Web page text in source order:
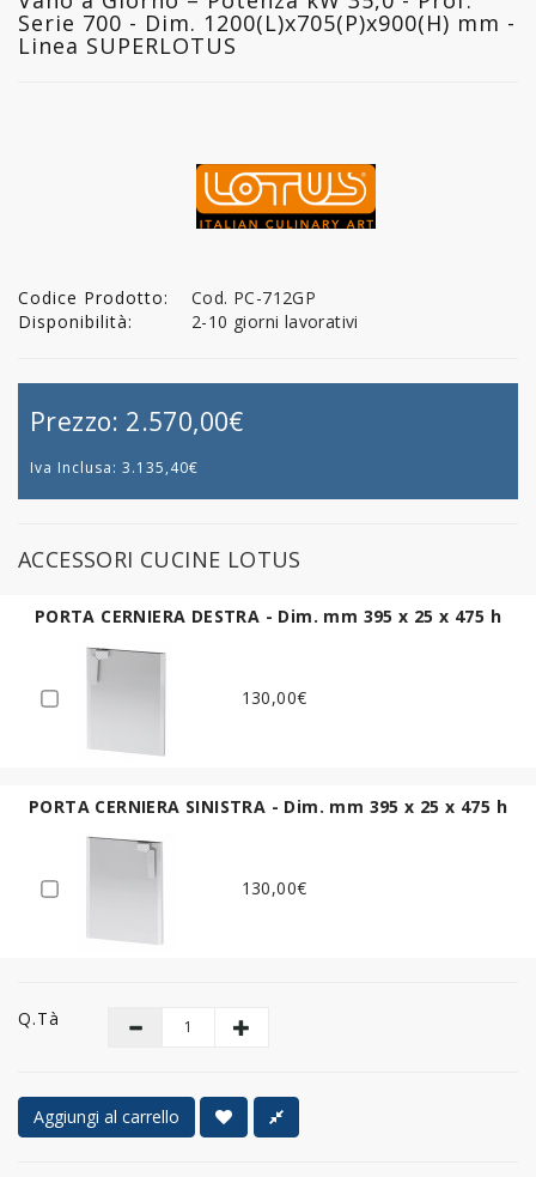
Serie 700 - Dim. 1200(L)x705(P)x900(H) mm -
Linea SUPERLOTUS
Codice Prodotto:
Cod. PC-712GP
Disponibilità:
2-10 giorni lavorativi
Prezzo: 2.570,00€
Iva Inclusa: 3.135,40€
ACCESSORI CUCINE LOTUS
PORTA CERNIERA DESTRA - Dim. mm 395 x 25 x 475 h
130,00€
PORTA CERNIERA SINISTRA - Dim. mm 395 x 25 x 475 h
130,00€
Q.tà
Aggiungi al carrello